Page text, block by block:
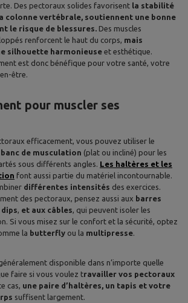
Des pectoraux solides favorisent la stabilité
colonne vertébrale, soutiennent une bonne
le risque de blessures. Des muscles
renforcent le haut du corps, mais
silhouette harmonieuse et esthétique.
est donc bénéfique pour votre santé, votre
être.
pour muscler ses
efficacement, vous pouvez utiliser le
banc de musculation (plat ou incliné) pour les
sous différents angles. Les haltères et les
font aussi partie du matériel incontournable.
différentes intensités des exercices.
des pectoraux, pensez aussi aux barres
et aux câbles , qui peuvent isoler les
Si vous misez sur le confort et la sécurité, optez
la butterfly ou la multipresse
disponible dans n’importe quelle
faire si vous voulez travailler vos pectoraux
cas, une paire d’haltères, un tapis et votre
suffisent largement.